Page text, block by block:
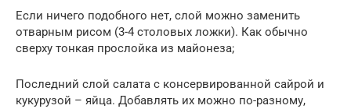
Если ничего подобного нет, слой можно заменить
отварным рисом (3-4 столовых ложки). Как обычно
сверху тонкая прослойка из майонеза;
Последний слой салата с консервированной сайрой и
кукурузой – яйца. Добавлять их можно по-разному,